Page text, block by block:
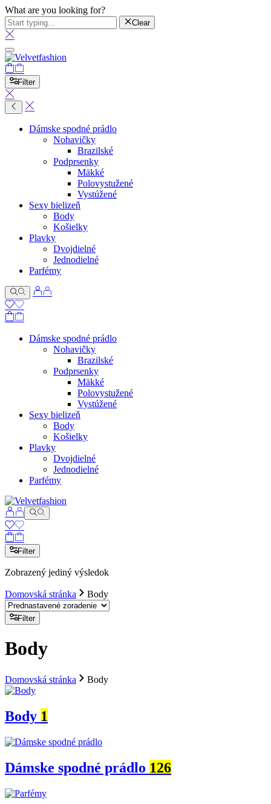
What are you looking for?
Clear
Filter
Dámske spodné prádlo
Nohavičky
Brazilské
Podprsenky
Mäkké
Polovystužené
Vystúžené
Sexy bielizeň
Body
Košielky
Plavky
Dvojdielné
Jednodielné
Parfémy
Dámske spodné prádlo
Nohavičky
Brazilské
Podprsenky
Mäkké
Polovystužené
Vystúžené
Sexy bielizeň
Body
Košielky
Plavky
Dvojdielné
Jednodielné
Parfémy
Filter
Zobrazený jediný výsledok
Domovská stránka Body
Filter
Body
Domovská stránka Body
Body 1
Dámske spodné prádlo 126